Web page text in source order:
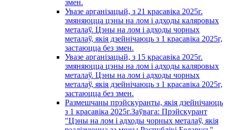
змен.
Увазе арганізацый, з 21 красавiка 2025г.
змяняюцца цэны на лом і адходы каляровых
металаў. Цэны на лом і адходы чорных
металаў, якія дзейнічаюць з 1 красавiка 2025г,
застаюцца без змен.
Увазе арганізацый, з 15 красавiка 2025г.
змяняюцца цэны на лом і адходы каляровых
металаў. Цэны на лом і адходы чорных
металаў, якія дзейнічаюць з 1 красавiка 2025г,
застаюцца без змен.
Размешчаны прэйскуранты, якія дзейнічаюць
з 1 красавiка 2025г.Заўвага: Прэйскурант
"Цэны на лом і адходы чорных металаў, якія